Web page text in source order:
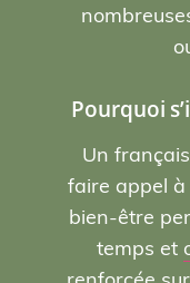
Pourquoi
Un
faire appel à
bien-être
temps et